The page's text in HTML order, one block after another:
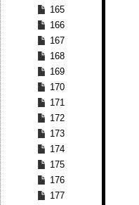
165
166
167
168
169
170
171
172
173
174
175
176
177